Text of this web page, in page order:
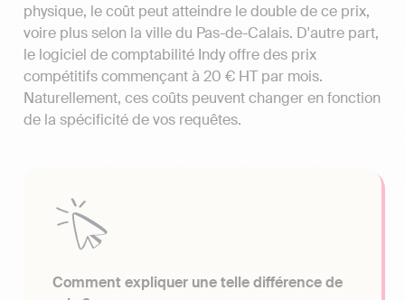
physique, le coût peut atteindre le double de ce prix,
voire plus selon la ville du Pas-de-Calais. D'autre part,
le logiciel de comptabilité Indy offre des prix
compétitifs commençant à 20 € HT par mois.
Naturellement, ces coûts peuvent changer en fonction
de la spécificité de vos requêtes.
Comment expliquer une telle différence de